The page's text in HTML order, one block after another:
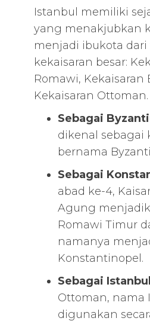
Istanbul memiliki
yang menakjubkan
menjadi ibukota dari
kekaisaran besar:
Romawi, Kekaisaran
Kekaisaran Ottoman.
Sebagai
dikenal sebagai
bernama
Sebagai
abad ke-4,
Agung
Romawi Timur
namanya
Konstantinopel.
Sebagai
Ottoman, nama
digunakan